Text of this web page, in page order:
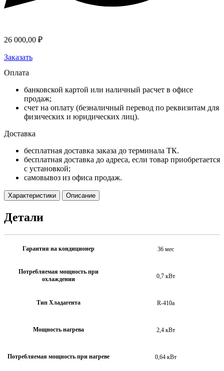
26 000,00 ₽
Заказать
Оплата
банковской картой или наличный расчет в офисе
продаж;
счет на оплату (безналичный перевод по реквизитам для
физических и юридических лиц).
Доставка
бесплатная доставка заказа до терминала ТК.
бесплатная доставка до адреса, если товар приобретается
с установкой;
самовывоз из офиса продаж.
Характеристики Описание
Детали
Гарантия на кондиционер 36 мес
Потребляемая мощность при
охлаждении
0,7 кВт
Тип Хладагента R-410a
Мощность нагрева 2,4 кВт
Потребляемая мощность при нагреве 0,64 кВт